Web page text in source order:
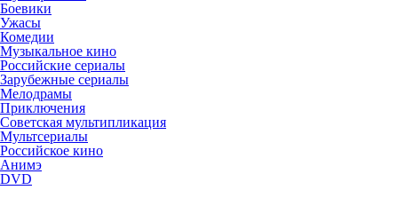
Боевики
Ужасы
Комедии
Музыкальное кино
Российские сериалы
Зарубежные сериалы
Мелодрамы
Приключения
Советская мультипликация
Мультсериалы
Российское кино
Анимэ
DVD